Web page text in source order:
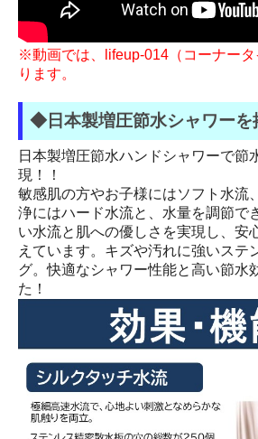
※動画では、lifeup-014（コーナー
ります。
◆日本製増圧節水シャワーを
日本製増圧節水ハンドシャワーで節
現！！
敏感肌の方やお子様にはソフト水流
浄にはハード水流と、水量を調節で
い水流と肌への優しさを実現し、安
えています。キズや汚れに強いステ
グ。快適なシャワー性能と高い節水
た！